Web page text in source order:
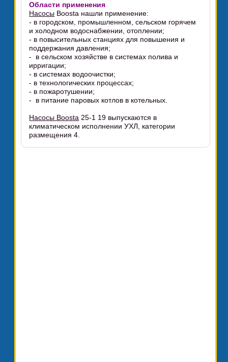
Области применения
Насосы Boosta нашли применение:
- в городском, промышленном, сельском горячем
и холодном водоснабжении, отоплении;
- в повысительных станциях для повышения и
поддержания давления;
- в сельском хозяйстве в системах полива и
ирригации;
- в системах водоочистки;
- в технологических процессах;
- в пожаротушении;
- в питание паровых котлов в котельных.
Насосы Boosta 25-1 19 выпускаются в
климатическом исполнении УХЛ, категории
размещения 4.